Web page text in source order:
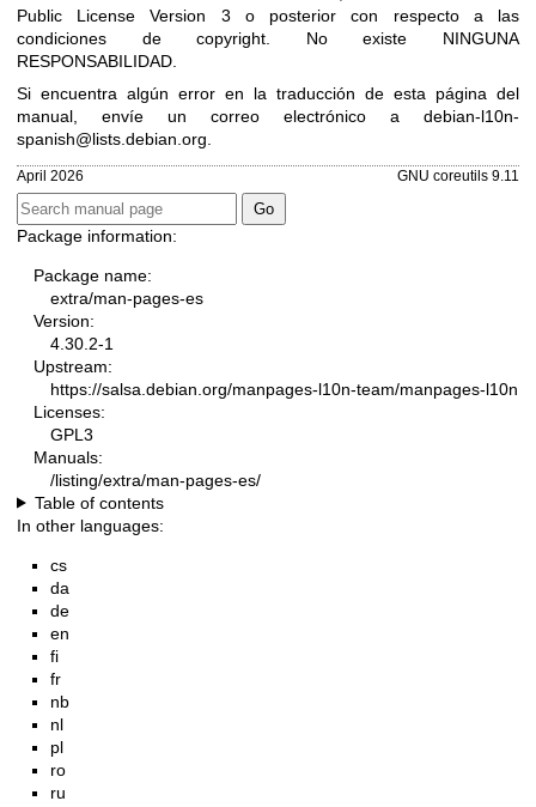
Public License Version 3 o posterior con respecto a las
condiciones de copyright. No existe NINGUNA
RESPONSABILIDAD.
Si encuentra algún error en la traducción de esta página del
manual, envíe un correo electrónico a debian-l10n-
spanish@lists.debian.org
April 2026 GNU coreutils 9.11
Package information:
Package name:
extra/man-pages-es
Version:
4.30.2-1
Upstream:
https://salsa.debian.org/manpages-l10n-team/manpages-l10n
Licenses:
GPL3
Manuals:
/listing/extra/man-pages-es/
Table of contents
In other languages:
cs
da
de
en
fi
fr
nb
nl
pl
ro
ru